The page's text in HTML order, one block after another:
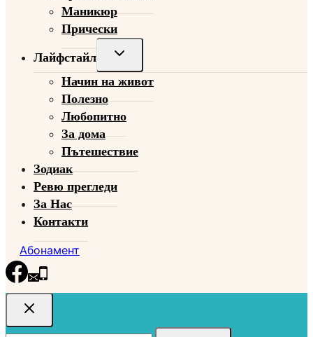
Маникюр
Прически
Лайфстайл
Toggle
child
menu
Начин на живот
Полезно
Любопитно
За дома
Пътешествие
Зодиак
Ревю прегледи
За Нас
Контакти
Абонамент